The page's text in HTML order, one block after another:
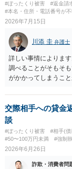
#ぼったくり被害 #返金請
#本名・住所・電話番号が不
2026年7月15日
川添 圭 弁護士
詳しい事情によりま
調べることがそもそ
がかかってしまうこ
交際相手への貸金
談
#ぼったくり被害 #相手(
#50〜100万円未満
#強制
2026年6月26日
詐欺・消費者問